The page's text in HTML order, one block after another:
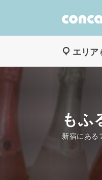
エリア
もふ
新宿にある